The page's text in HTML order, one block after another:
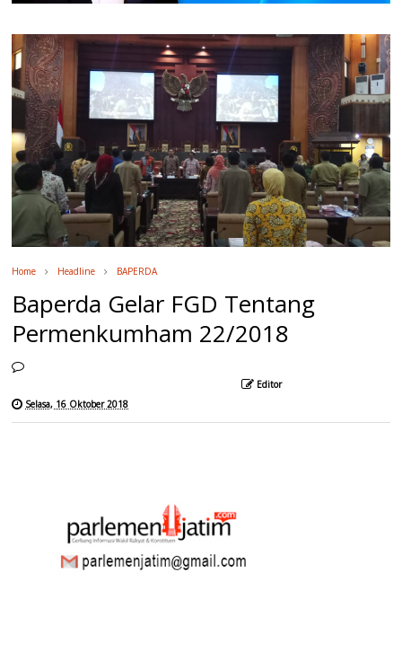
Home Headline BAPERDA
Baperda Gelar FGD Tentang
Permenkumham 22/2018
Editor
Selasa, 16 Oktober 2018